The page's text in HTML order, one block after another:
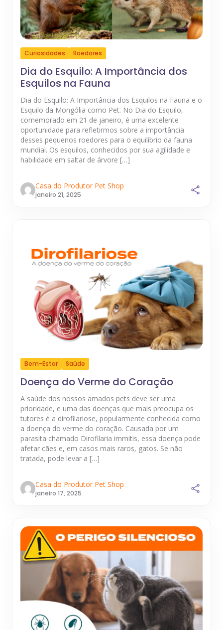
Curiosidades Roedores
Dia do Esquilo: A Importância dos
Esquilos na Fauna
Dia do Esquilo: A Importância dos Esquilos na Fauna e o
Esquilo da Mongólia como Pet. No Dia do Esquilo,
comemorado em 21 de janeiro, é uma excelente
oportunidade para refletirmos sobre a importância
desses pequenos roedores para o equilíbrio da fauna
mundial. Os esquilos, conhecidos por sua agilidade e
habilidade em saltar de árvore […]
Casa do Produtor Pet Shop
janeiro 21, 2025
Bem-Estar Saúde
Doença do Verme do Coração
A saúde dos nossos amados pets deve ser uma
prioridade, e uma das doenças que mais preocupa os
tutores é a dirofilariose, popularmente conhecida como
a doença do verme do coração. Causada por um
parasita chamado Dirofilaria immitis, essa doença pode
afetar cães e, em casos mais raros, gatos. Se não
tratada, pode levar a […]
Casa do Produtor Pet Shop
janeiro 17, 2025